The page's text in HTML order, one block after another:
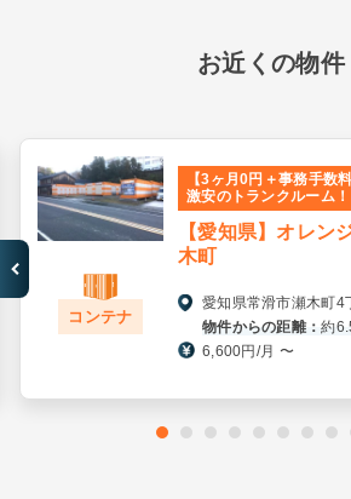
お近くの物件
コンテナ
【3ヶ月0円＋事務手数
激安のトランクルーム！
【愛知県】オレン
木町
愛知県常滑市瀬木町4
物件からの距離：約
6,600円/月 〜